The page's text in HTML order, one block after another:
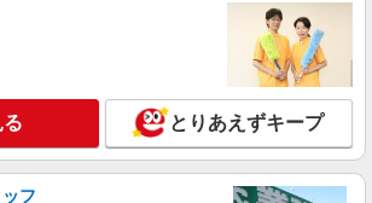
2051418
士吉田市≫未経験・無資格から看護助手へ
時給1500円〜2125円 ＜日払い有/週払い有/交
費全支給(ガソリン代含む)＞
富士吉田市 その他多数
詳細を見る
とりあえずキープ
フ